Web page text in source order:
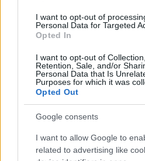
I want to opt-out of
Personal Data for Targeted
Opted In
I want to opt-out of
Retention, Sale, and/or
Personal Data that Is
Purposes for which it was
Opted Out
Google consents
I want to allow Google to
related to advertising like
Miután a McLaren szárnya
csukott DRS-el is egyfajta
nyilvánvalóan növeli az
felmerül a kérdés, hogy